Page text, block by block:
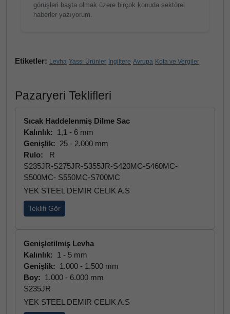
görüşleri başta olmak üzere birçok konuda sektörel
haberler yazıyorum.
Etiketler: Levha Yassı Ürünler İngiltere Avrupa Kota ve Vergiler
Pazaryeri Teklifleri
Sıcak Haddelenmiş Dilme Sac
Kalınlık: 1,1 - 6 mm
Genişlik: 25 - 2.000 mm
Rulo:
R
S235JR-S275JR-S355JR-S420MC-S460MC-
S500MC- S550MC-S700MC
YEK STEEL DEMIR CELIK A.S
Teklifi Gör
Genişletilmiş Levha
Kalınlık: 1 - 5 mm
Genişlik: 1.000 - 1.500 mm
Boy: 1.000 - 6.000 mm
S235JR
YEK STEEL DEMIR CELIK A.S